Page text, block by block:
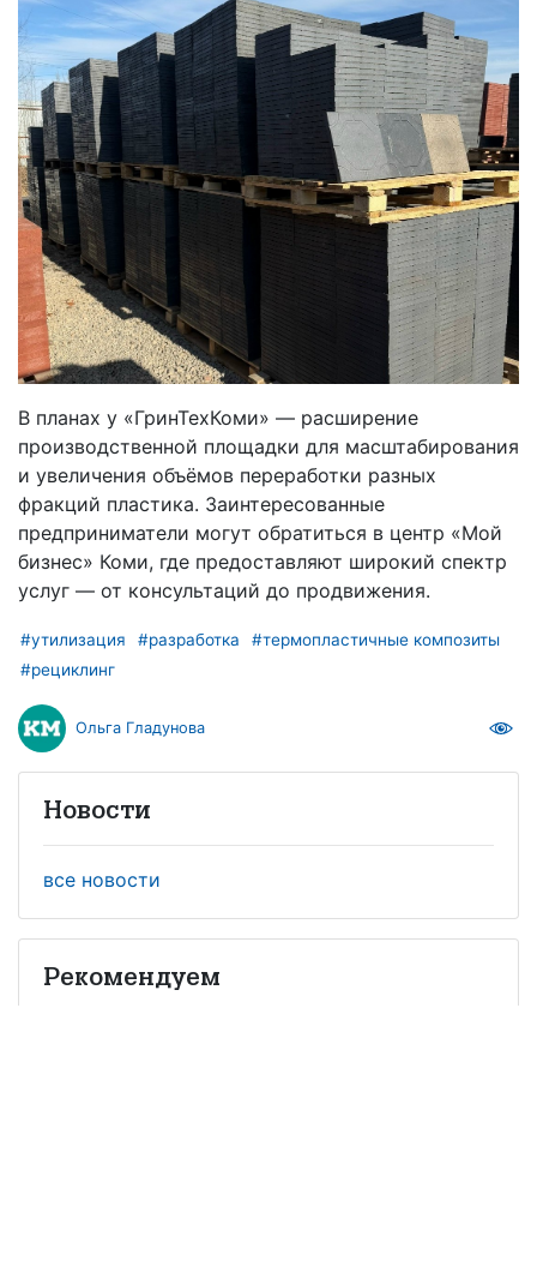
В планах у «ГринТехКоми» — расширение
производственной площадки для масштабирования
и увеличения объёмов переработки разных
фракций пластика. Заинтересованные
предприниматели могут обратиться в центр «Мой
бизнес» Коми, где предоставляют широкий спектр
услуг — от консультаций до продвижения.
#утилизация #разработка
#термопластичные композиты
#рециклинг
Ольга Гладунова
Новости
все новости
Рекомендуем